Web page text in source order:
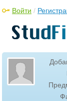
Войти /